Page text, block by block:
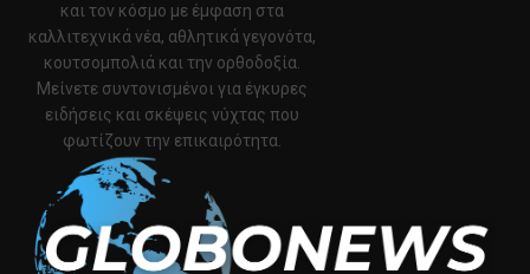
και τον κόσμο με έμφαση στα
καλλιτεχνικά νέα, αθλητικά γεγονότα,
κουτσομπολιά και την ορθοδοξία.
Μείνετε συντονισμένοι για έγκυρες
ειδήσεις και σκέψεις νύχτας που
φωτίζουν την επικαιρότητα.